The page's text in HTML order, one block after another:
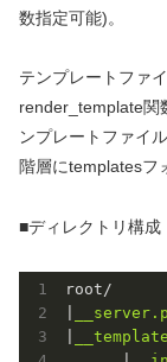
数指定可能)。
テンプレートファ
render_template関
ンプレートファイ
階層にtemplatesフ
■ディレクトリ構成
root/